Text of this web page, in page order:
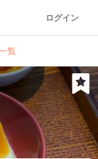
ログイン
覧